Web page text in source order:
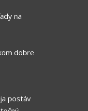
na
dobre
postáv